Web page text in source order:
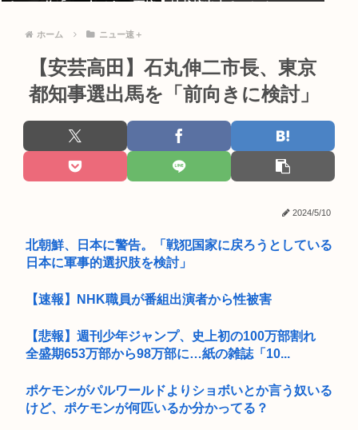
か？」俺「知ってました」⇒
ホーム ニュー速＋
【安芸高田】石丸伸二市長、東京
都知事選出馬を「前向きに検討」
2024/5/10
北朝鮮、日本に警告。「戦犯国家に戻ろうとしている
日本に軍事的選択肢を検討」
【速報】NHK職員が番組出演者から性被害
【悲報】週刊少年ジャンプ、史上初の100万部割れ
全盛期653万部から98万部に…紙の雑誌「10...
ポケモンがパルワールドよりショボいとか言う奴いる
けど、ポケモンが何匹いるか分かってる？